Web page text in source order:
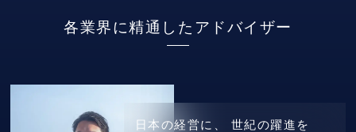
各業界に精通したアドバイザー
日本の経営に、 世紀の躍進を